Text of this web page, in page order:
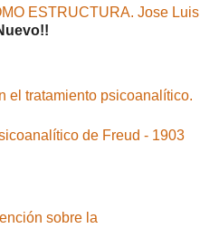
ESTRUCTURA. Jose Luis
el tratamiento psicoanalítico.
de Freud - 1903
sobre la